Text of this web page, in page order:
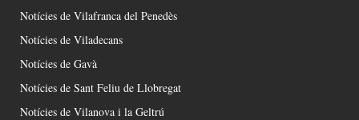
Notícies de Vilafranca del Penedès
Notícies de Viladecans
Notícies de Gavà
Notícies de Sant Feliu de Llobregat
Notícies de Vilanova i la Geltrú